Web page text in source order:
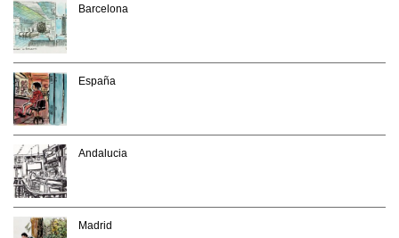
Barcelona
España
Andalucia
Madrid